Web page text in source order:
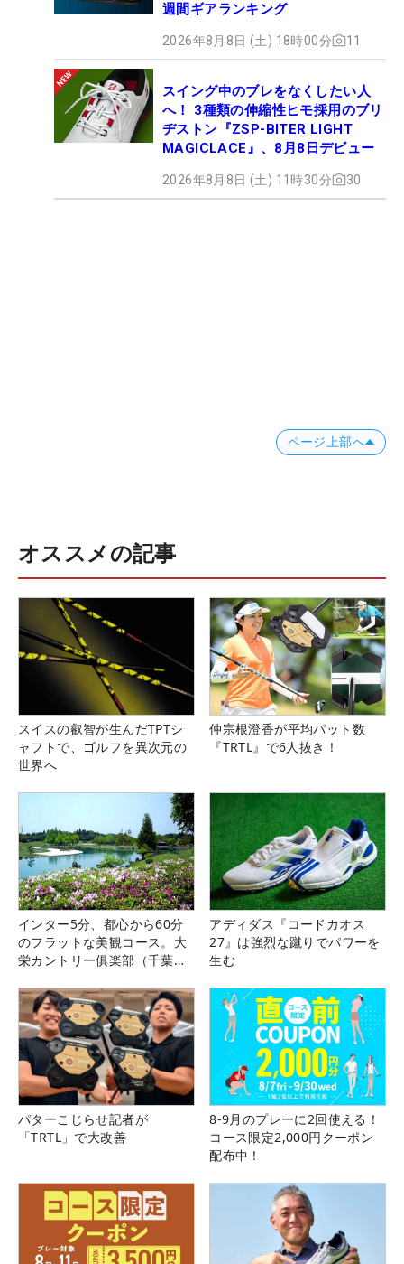
週間ギアランキング
2026年8月8日 (土) 18時00分 11
スイング中のブレをなくしたい人
へ！ 3種類の伸縮性ヒモ採用のブリ
ヂストン『ZSP-BITER LIGHT
MAGICLACE』、8月8日デビュー
2026年8月8日 (土) 11時30分 30
ページ上部へ
オススメの記事
スイスの叡智が生んだTPTシ
ャフトで、ゴルフを異次元の
世界へ
仲宗根澄香が平均パット数
『TRTL』で6人抜き！
インター5分、都心から60分
のフラットな美観コース。大
栄カントリー俱楽部（千葉
アディダス『コードカオス
27』は強烈な蹴りでパワーを
生む
パターこじらせ記者が
「TRTL」で大改善
8-9月のプレーに2回使える！
コース限定2,000円クーポン
配布中！